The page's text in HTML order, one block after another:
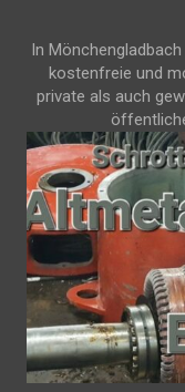
In
kostenfreie und
private als auch